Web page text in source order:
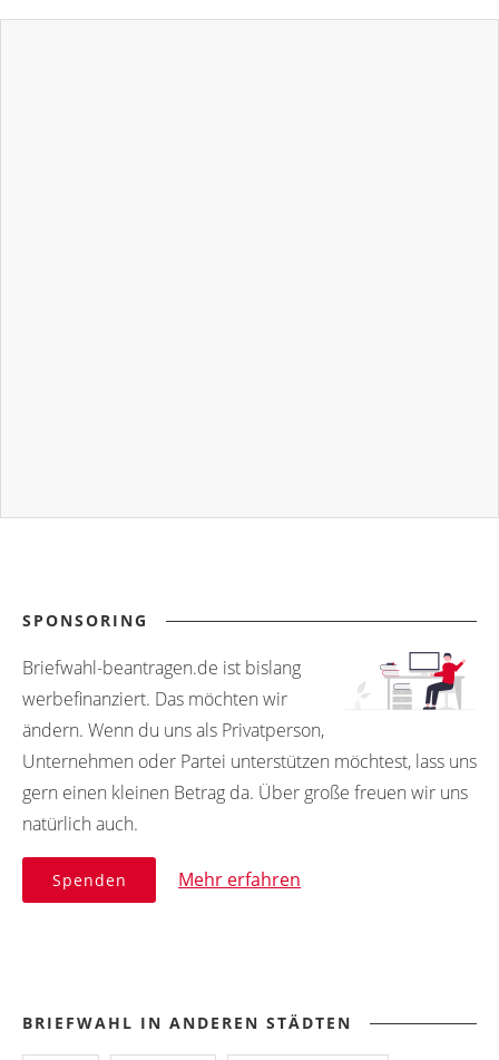
SPONSORING
Briefwahl-beantragen.de ist bislang
werbefinanziert. Das möchten wir
ändern. Wenn du uns als Privatperson,
Unternehmen oder Partei unterstützen möchtest, lass uns
gern einen kleinen Betrag da. Über große freuen wir uns
natürlich auch.
Spenden Mehr erfahren
BRIEFWAHL IN ANDEREN STÄDTEN